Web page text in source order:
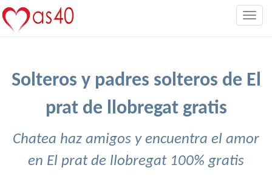
Solteros y padres solteros de El
prat de llobregat gratis
Chatea haz amigos y encuentra el amor
en El prat de llobregat 100% gratis